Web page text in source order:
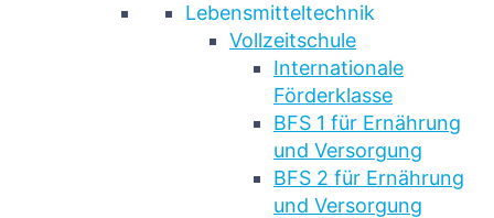
Lebensmitteltechnik
Vollzeitschule
Internationale
Förderklasse
BFS 1 für Ernährung
und Versorgung
BFS 2 für Ernährung
und Versorgung